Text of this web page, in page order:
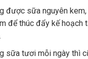
được sữa nguyên
để thúc đẩy kế hoạch
sữa tươi mỗi ngày thì